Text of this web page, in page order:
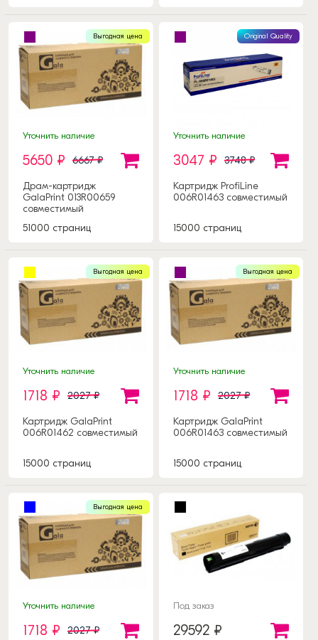
Выгодная цена
Уточнить наличие
5650 ₽ 6667 ₽
Драм-картридж
GalaPrint 013R00659
совместимый
51000 страниц
Original Quality
Уточнить наличие
3047 ₽ 3748 ₽
Картридж ProfiLine
006R01463 совместимый
15000 страниц
Выгодная цена
Уточнить наличие
1718 ₽ 2027 ₽
Картридж GalaPrint
006R01462 совместимый
15000 страниц
Выгодная цена
Уточнить наличие
1718 ₽ 2027 ₽
Картридж GalaPrint
006R01463 совместимый
15000 страниц
Выгодная цена
Уточнить наличие
1718 ₽ 2027 ₽
Под заказ
29592 ₽